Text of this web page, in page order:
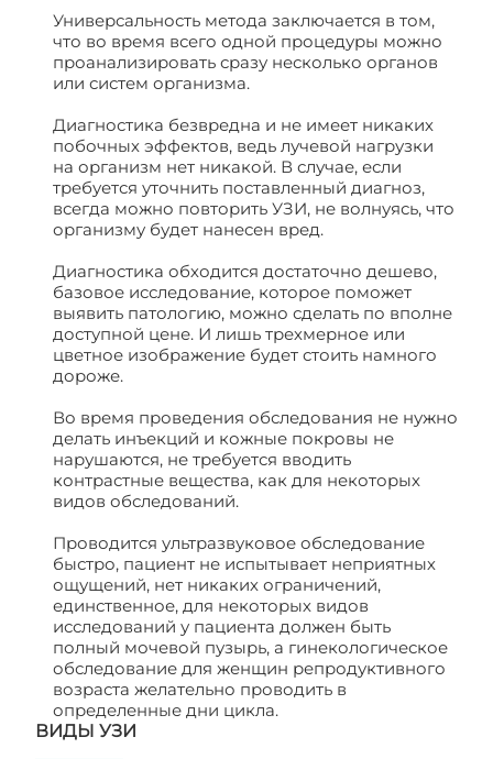
Универсальность метода заключается в том,
что во время всего одной процедуры можно
проанализировать сразу несколько органов
или систем организма.
Диагностика безвредна и не имеет никаких
побочных эффектов, ведь лучевой нагрузки
на организм нет никакой. В случае, если
требуется уточнить поставленный диагноз,
всегда можно повторить УЗИ, не волнуясь, что
организму будет нанесен вред.
Диагностика обходится достаточно дешево,
базовое исследование, которое поможет
выявить патологию, можно сделать по вполне
доступной цене. И лишь трехмерное или
цветное изображение будет стоить намного
дороже.
Во время проведения обследования не нужно
делать инъекций и кожные покровы не
нарушаются, не требуется вводить
контрастные вещества, как для некоторых
видов обследований.
Проводится ультразвуковое обследование
быстро, пациент не испытывает неприятных
ощущений, нет никаких ограничений,
единственное, для некоторых видов
исследований у пациента должен быть
полный мочевой пузырь, а гинекологическое
обследование для женщин репродуктивного
возраста желательно проводить в
определенные дни цикла.
ВИДЫ УЗИ